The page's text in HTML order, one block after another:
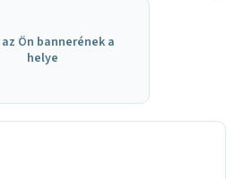
Ön bannerének a
helye